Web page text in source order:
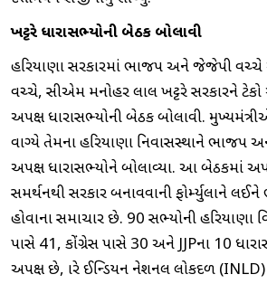
ખટ્ટરે ધારાસભ્યોની બેઠક બોલાવી
હરિયાણા સરકારમાં ભાજપ અને જેજેપી
વચ્ચે, સીએમ મનોહર લાલ ખટ્ટરે સરકારને
અપક્ષ ધારાસભ્યોની બેઠક બોલાવી.
વાગ્યે તેમના હરિયાણા નિવાસસ્થાને ભાજપ
અપક્ષ ધારાસભ્યોને બોલાવ્યા. આ બેઠકમાં
સમર્થનથી સરકાર બનાવવાની ફોર્મ્યુલાને
હોવાના સમાચાર છે. 90 સભ્યોની હરિયાણા
પાસે 41, કોંગ્રેસ પાસે 30 અને JJPના 10
અપક્ષ છે, જ્યારે ઈન્ડિયન નેશનલ લોકદળ